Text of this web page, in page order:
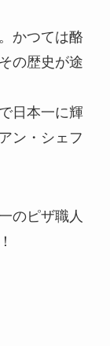
かつては酪
の歴史が途
日本一に輝
ン・シェフ
のピザ職人